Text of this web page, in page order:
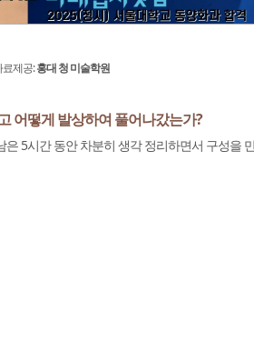
료제공:홍대 청 미술학원
어떻게 발상하여 풀어나갔는가?
5시간 동안 차분히 생각 정리하면서 구성을